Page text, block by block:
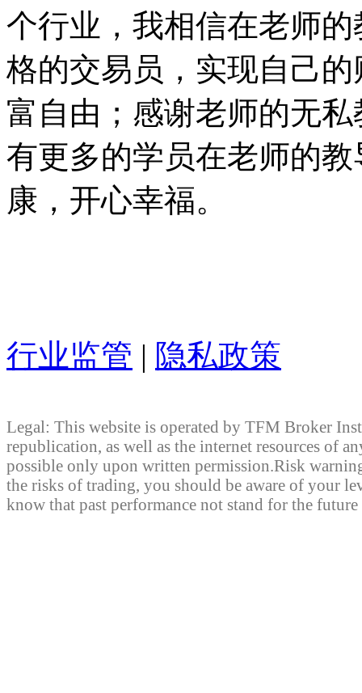
个行业，我相信在老师
格的交易员，实现自己
富自由；感谢老师的无
有更多的学员在老师的
康，开心幸福。
行业监管 | 隐私政策
Legal: This website is operated by TFM Broker
republication, as well as the internet resources of
possible only upon written permission.Risk
the risks of trading, you should be aware of your
know that past performance not stand for the future